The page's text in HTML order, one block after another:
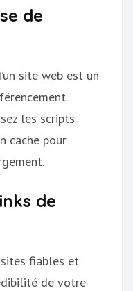
de
site web est un
les scripts
cache pour
de
fiables et
de votre